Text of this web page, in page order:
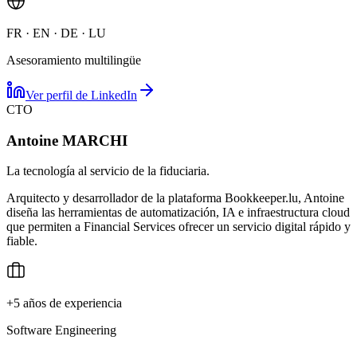
FR · EN · DE · LU
Asesoramiento multilingüe
Ver perfil de LinkedIn
CTO
Antoine MARCHI
La tecnología al servicio de la fiduciaria.
Arquitecto y desarrollador de la plataforma Bookkeeper.lu, Antoine
diseña las herramientas de automatización, IA e infraestructura cloud
que permiten a Financial Services ofrecer un servicio digital rápido y
fiable.
+5 años de experiencia
Software Engineering